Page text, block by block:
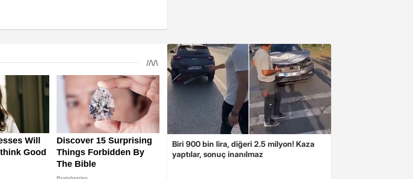
Biri 900 bin lira, diğeri 2.5 milyon! Kaza
yaptılar, sonuç inanılmaz